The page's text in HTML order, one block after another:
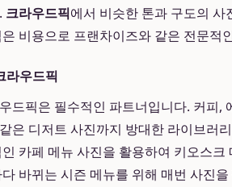
크라우드픽에서 비슷한 톤과 구도의
비용으로 프랜차이즈와 같은 전문적
라우드픽
드픽은 필수적인 파트너입니다. 커피,
은 디저트 사진까지 방대한 라이브러
카페 메뉴 사진을 활용하여 키오스
바뀌는 시즌 메뉴를 위해 매번 사진